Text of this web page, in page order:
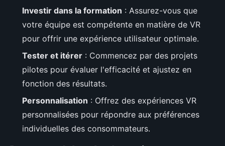
Investir dans la formation : Assurez-vous que
votre équipe est compétente en matière de VR
pour offrir une expérience utilisateur optimale.
Tester et itérer : Commencez par des projets
pilotes pour évaluer l'efficacité et ajustez en
fonction des résultats.
Personnalisation : Offrez des expériences VR
personnalisées pour répondre aux préférences
individuelles des consommateurs.